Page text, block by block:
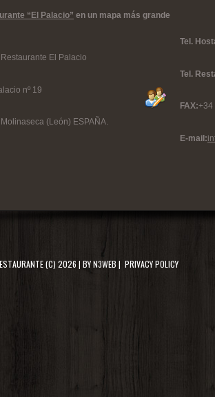
“El Palacio” en un mapa más grande
El Palacio
nº 19
(León) ESPAÑA.
Tel.
Tel.
FAX:+34
E-mail:
(C) 2026 | BYN3WEB | PRIVACY POLICY